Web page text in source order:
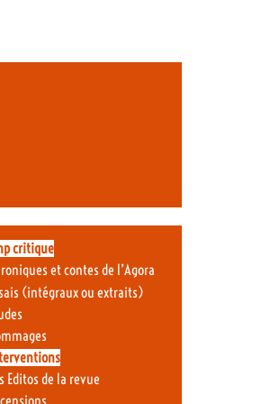
critique
et contes de l’Agora
(intégraux ou extraits)
Editos de la revue